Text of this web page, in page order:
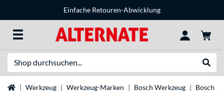
Einfache Retouren-Abwicklung
StartseiteWerkzeug Werkzeug-Marken Bosch Werkzeug Bosch